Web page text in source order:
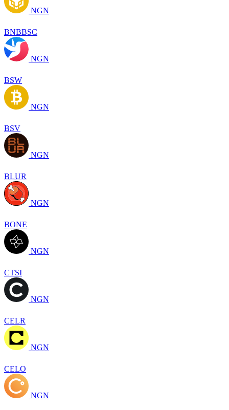
NGN
BNBBSC
NGN
BSW
NGN
BSV
NGN
BLUR
NGN
BONE
NGN
CTSI
NGN
CELR
NGN
CELO
NGN